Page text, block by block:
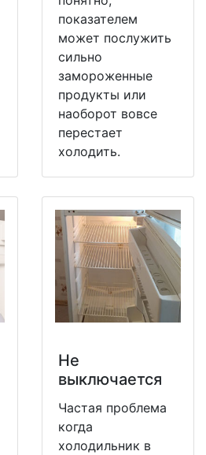
показателем
может послужить
сильно
замороженные
продукты или
наоборот вовсе
перестает
холодить.
Не
выключается
Частая проблема
когда
холодильник в